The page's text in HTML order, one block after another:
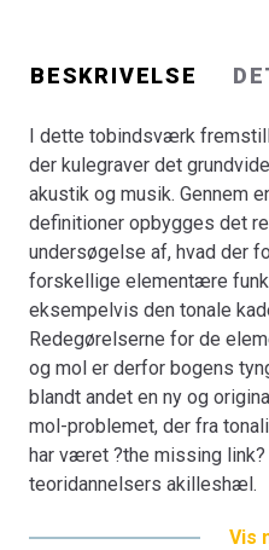
BESKRIVELSE
I dette tobindsværk
der kulegraver det
akustik og musik. Gennem
definitioner opbygges det
undersøgelse af, hvad der
forskellige elementære
eksempelvis den tonale
Redegørelserne for de
og mol er derfor bogens
blandt andet en ny og
mol-problemet, der fra
har været ?the missing
teoridannelsers akilleshæl.
Vis